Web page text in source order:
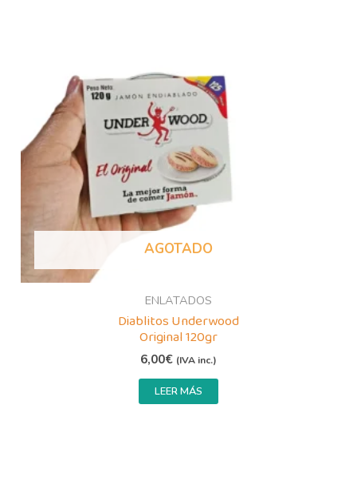
AGOTADO
ENLATADOS
Diablitos Underwood
Original 120gr
6,00€ (IVA inc.)
LEER MÁS